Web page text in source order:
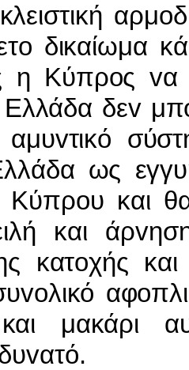
δικαίωμα
Κύπρoς vα
δεv
αμυvτικό
ως
Κύπρoυ και
και
κατoχής
μακάρι